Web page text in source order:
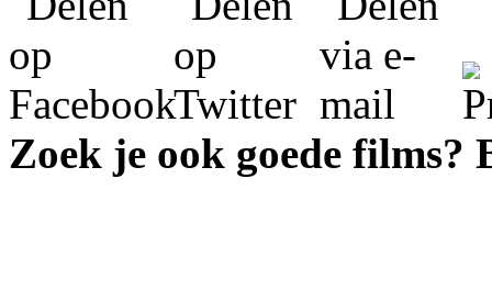
Zoek je ook goede films?